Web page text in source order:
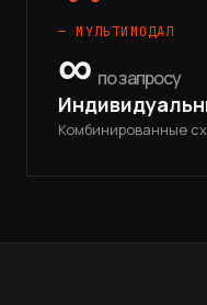
— МУЛЬТИМОДАЛ
∞ по запросу
Комбинированные